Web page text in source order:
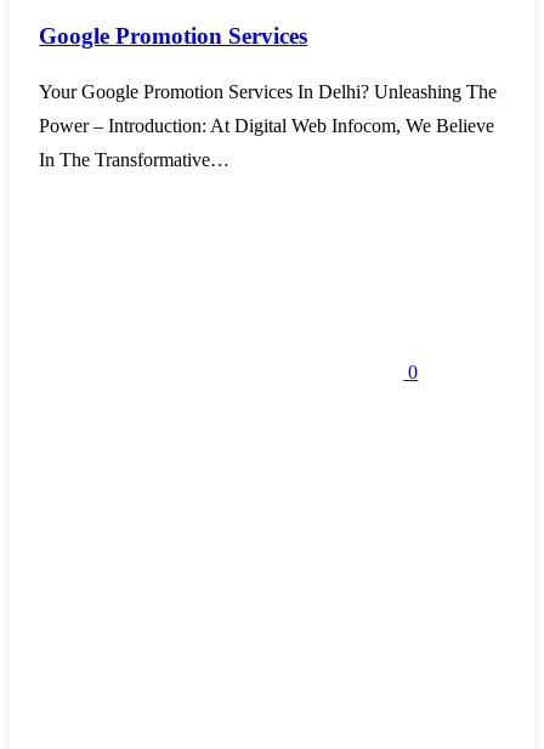
Google Promotion Services
Your Google Promotion Services In Delhi? Unleashing The
Power – Introduction: At Digital Web Infocom, We Believe
In The Transformative…
0